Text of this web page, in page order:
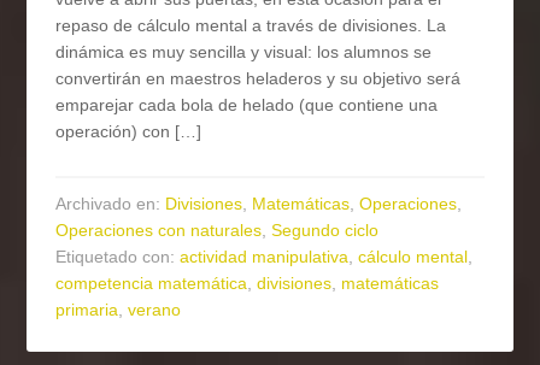
repaso de cálculo mental a través de divisiones. La
dinámica es muy sencilla y visual: los alumnos se
convertirán en maestros heladeros y su objetivo será
emparejar cada bola de helado (que contiene una
operación) con […]
Archivado en: Divisiones, Matemáticas,Operaciones,
Operaciones con naturales,Segundo ciclo
Etiquetado con:actividad manipulativa,cálculo mental,
competencia matemática,divisiones, matemáticas
primaria,verano